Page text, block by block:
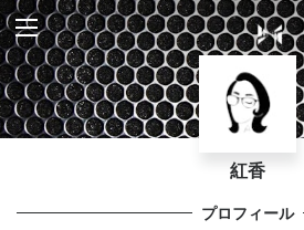
紅香
プロフィール